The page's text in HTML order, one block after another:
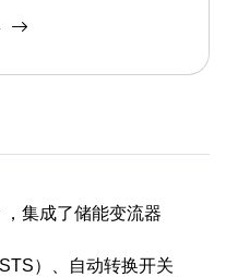
集成了储能变流器
）、自动转换开关